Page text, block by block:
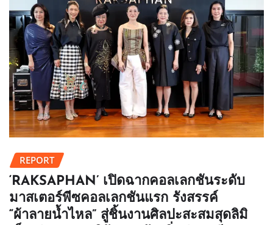
REPORT
‘RAKSAPHAN’ เปิดฉากคอลเลกชันระดับ
มาสเตอร์พีซคอลเลกชันแรก รังสรรค์
“ผ้าลายน้ำไหล” สู่ชิ้นงานศิลปะสะสมสุดลิมิ